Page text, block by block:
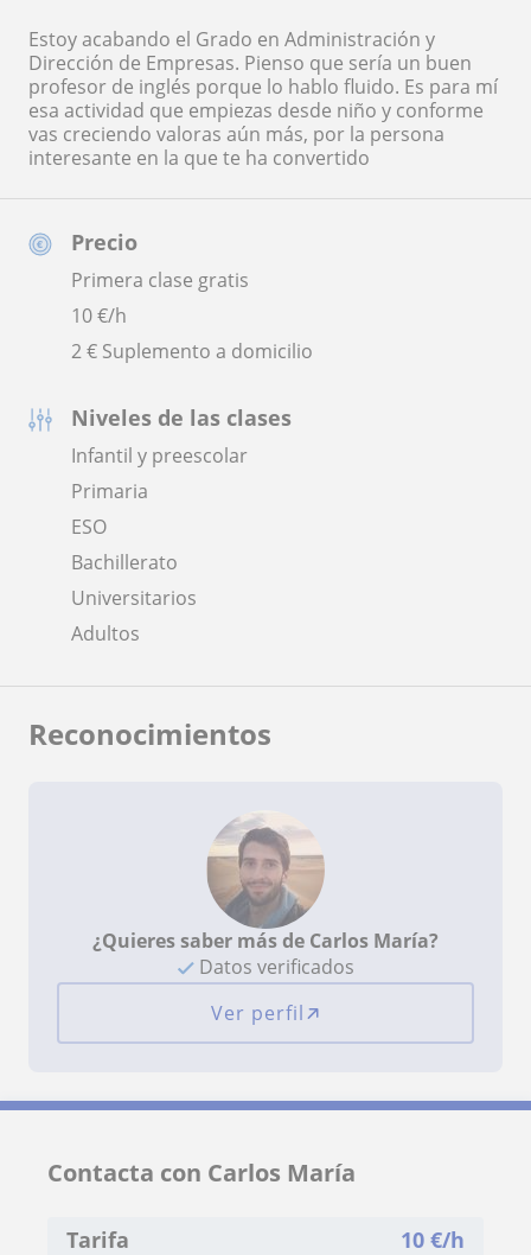
Precio
Primera clase gratis
10€/h
2 € Suplemento a domicilio
Niveles de las clases
Infantil y preescolar
Primaria
ESO
Bachillerato
Universitarios
Adultos
Estoy acabando el Grado en Administración y
Dirección de Empresas. Pienso que sería un buen
profesor de inglés porque lo hablo fluido. Es para mí
esa actividad que empiezas desde niño y conforme
vas creciendo valoras aún más, por la persona
interesante en la que te ha convertido
Reconocimientos
¿Quieres saber más de Carlos María?
Datos verificados
Ver perfil
Contacta con Carlos María
Tarifa 10 €/h